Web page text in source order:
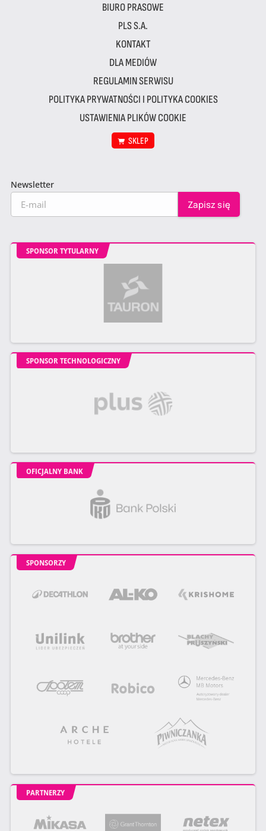
BIURO PRASOWE
PLS S.A.
KONTAKT
DLA MEDIÓW
REGULAMIN SERWISU
POLITYKA PRYWATNOŚCI I POLITYKA COOKIES
USTAWIENIA PLIKÓW COOKIE
SKLEP
Newsletter
SPONSOR TYTULARNY
SPONSOR TECHNOLOGICZNY
OFICJALNY BANK
SPONSORZY
PARTNERZY